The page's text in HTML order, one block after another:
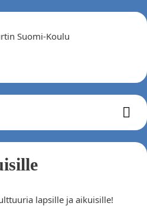
lapsille ja aikuisille!